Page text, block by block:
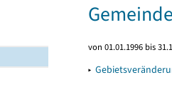
von 01.01.1996 bis
▸